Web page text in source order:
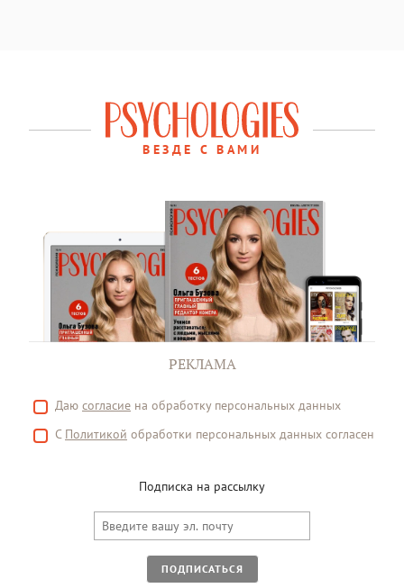
ВЕЗДЕ С ВАМИ
РЕКЛАМА
Даю согласие на обработку персональных данных
С Политикой обработки персональных данных согласен
Подписка на рассылку
ПОДПИСАТЬСЯ